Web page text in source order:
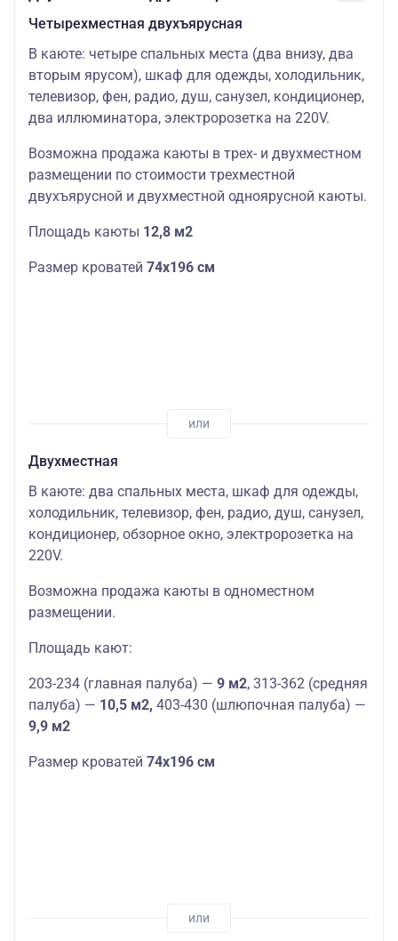
Четырехместная двухъярусная
В каюте: четыре спальных места (два внизу, два
вторым ярусом), шкаф для одежды, холодильник,
телевизор, фен, радио, душ, санузел, кондиционер,
два иллюминатора, электророзетка на 220V.
Возможна продажа каюты в трех- и двухместном
размещении по стоимости трехместной
двухъярусной и двухместной одноярусной каюты.
Площадь каюты 12,8 м2
Размер кроватей 74х196 см
Двухместная
В каюте: два спальных места, шкаф для одежды,
холодильник, телевизор, фен, радио, душ, санузел,
кондиционер, обзорное окно, электророзетка на
220V.
Возможна продажа каюты в одноместном
размещении.
Площадь кают:
203-234 (главная палуба) — 9 м2, 313-362 (средняя
палуба) — 10,5 м2, 403-430 (шлюпочная палуба) —
9,9 м2
Размер кроватей 74х196 см